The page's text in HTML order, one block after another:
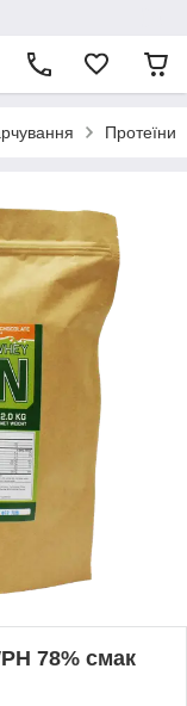
Протеїни
78% смак